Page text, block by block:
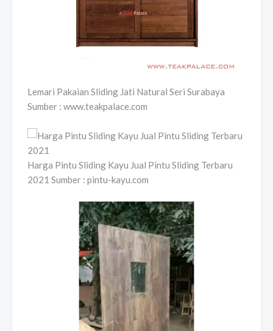
Lemari Pakaian Sliding Jati Natural Seri Surabaya
Sumber : www.teakpalace.com
Harga Pintu Sliding Kayu Jual Pintu Sliding Terbaru
2021 Sumber : pintu-kayu.com